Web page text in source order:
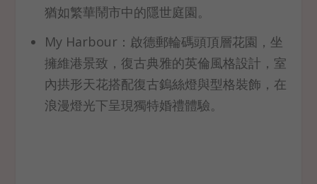
猶如繁華鬧市中的隱世庭園。
My Harbour：啟德郵輪碼頭頂層花園，坐
擁維港景致，復古典雅的英倫風格設計，室
內拱形天花搭配復古鎢絲燈與型格裝飾，在
浪漫燈光下呈現獨特婚禮體驗。